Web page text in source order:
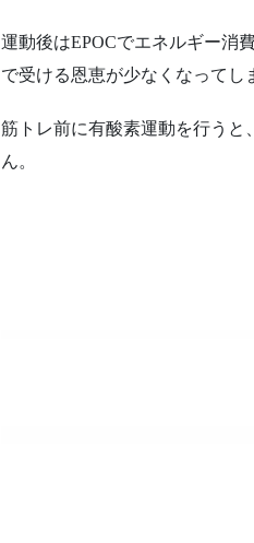
運動後はEPOCでエネルギー消
で受ける恩恵が少なくなってし
筋トレ前に有酸素運動を行うと
ん。